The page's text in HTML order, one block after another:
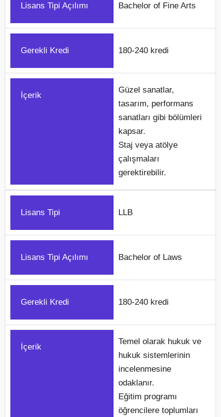
Lisans Tipi Açılımı Bachelor of Fine Arts
Gerekli Kredi 180-240 kredi
İçerik
Güzel sanatlar,
tasarım, performans
sanatları gibi bölümleri
kapsar.
Staj veya atölye
çalışmaları
gerektirebilir.
Lisans Tipi LLB
Lisans Tipi Açılımı Bachelor of Laws
Gerekli Kredi 180-240 kredi
İçerik
Temel olarak hukuk ve
hukuk sistemlerinin
incelenmesine
odaklanır.
Eğitim programı
öğrencilere toplumları